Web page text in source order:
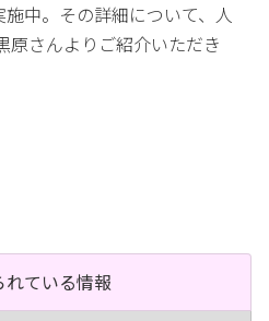
中。その詳細について、人
原さんよりご紹介いただき
れている情報